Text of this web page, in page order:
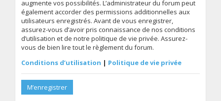
augmente vos possibilités. L’administrateur du forum peut
également accorder des permissions additionnelles aux
utilisateurs enregistrés. Avant de vous enregistrer,
assurez-vous d’avoir pris connaissance de nos conditions
d’utilisation et de notre politique de vie privée. Assurez-
vous de bien lire tout le règlement du forum.
Conditions d’utilisation | Politique de vie privée
M’enregistrer